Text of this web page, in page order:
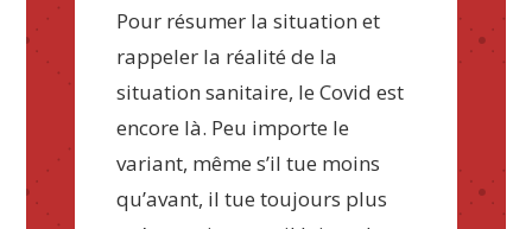
Pour résumer la situation et
rappeler la réalité de la
situation sanitaire, le Covid est
encore là. Peu importe le
variant, même s’il tue moins
qu’avant, il tue toujours plus